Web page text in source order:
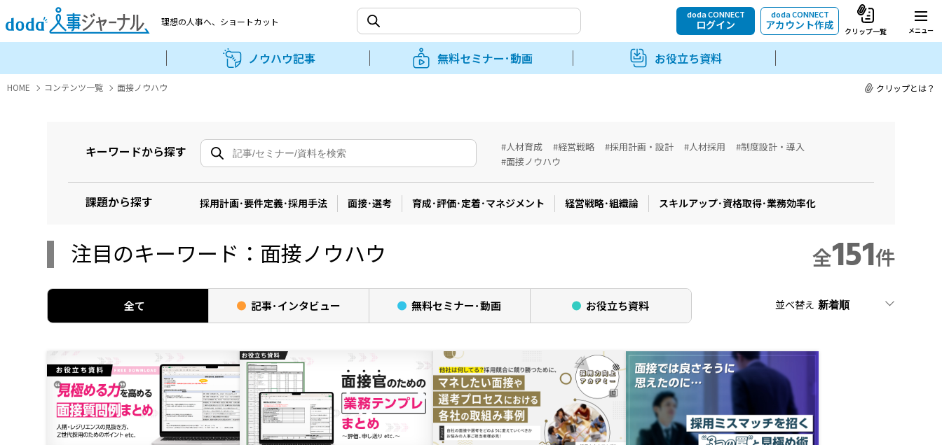
理想の人事へ、 ショートカット
doda CONNECT
ログイン
doda CONNECT
アカウント作成 クリップ一覧 メニュー
ノウハウ記事 無料セミナー･動画 お役立ち資料
クリップとは？
HOME コンテンツ一覧 面接ノウハウ
キーワードから探す #人材育成 #経営戦略 #採用計画・設計 #人材採用
#制度設計・導入
#面接ノウハウ
課題から探す 採用計画･要件定義･採用手法 面接･選考 育成･評価･定着･マネジメント 経営戦略･組織論 スキルアップ･資格取得･業務効率化
注目のキーワード：面接ノウハウ 全151件
全て 記事･インタビュー 無料セミナー･動画 お役立ち資料 並べ替え